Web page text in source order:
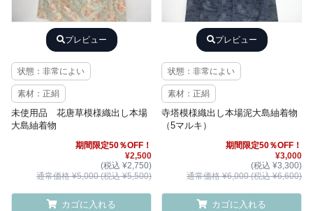
プレビュー
状態：非常によい
素材：正絹
未使用品 花唐草模様織出し本場
大島紬着物
期間限定50％OFF！
¥2,500
(税込 ¥2,750)
通常価格 ¥5,000 (税込 ¥5,500)
カゴに入れる
プレビュー
状態：非常によい
素材：正絹
寺塔模様織出し本場泥大島紬着物
（5マルキ）
期間限定50％OFF！
¥3,000
(税込 ¥3,300)
通常価格 ¥6,000 (税込 ¥6,600)
カゴに入れる